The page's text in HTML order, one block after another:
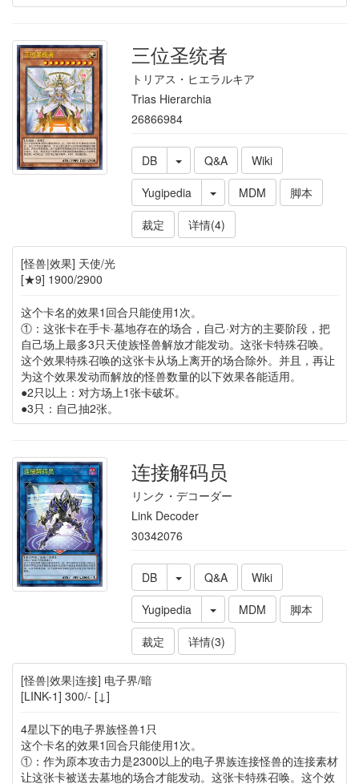
三位圣统者
トリアス・ヒエラルキア
Trias Hierarchia
26866984
DB Q&A
Wiki
Yugipedia
MDM
脚本
裁定
详情(4)
[怪兽|效果] 天使/光
[★9] 1900/2900
这个卡名的效果1回合只能使用1次。
①：这张卡在手卡·墓地存在的场合，自己·对方的主要阶段，把
自己场上最多3只天使族怪兽解放才能发动。这张卡特殊召唤。
这个效果特殊召唤的这张卡从场上离开的场合除外。并且，再让
为这个效果发动而解放的怪兽数量的以下效果各能适用。
●2只以上：对方场上1张卡破坏。
●3只：自己抽2张。
连接解码员
リンク・デコーダー
Link Decoder
30342076
DB Q&A
Wiki
Yugipedia
MDM
脚本
裁定
详情(3)
[怪兽|效果|连接] 电子界/暗
[LINK-1] 300/- [↓]
4星以下的电子界族怪兽1只
这个卡名的效果1回合只能使用1次。
①：作为原本攻击力是2300以上的电子界族连接怪兽的连接素材
让这张卡被送去墓地的场合才能发动。这张卡特殊召唤。这个效